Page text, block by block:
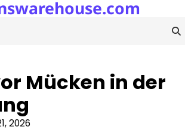
Mücken in der
2026